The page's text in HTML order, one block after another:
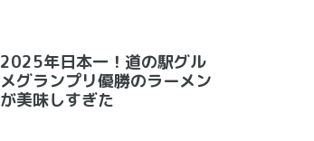
2025年日本一！道の駅グル
メグランプリ優勝のラーメン
が美味しすぎた